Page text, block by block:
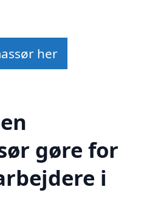
her
gøre for
i